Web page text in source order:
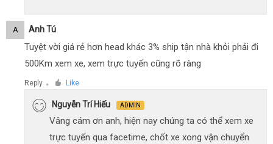
A Anh Tú
Tuyệt vời giá rẻ hơn head khác 3% ship tận nhà khỏi phải đi
500Km xem xe, xem trực tuyến cũng rõ ràng
Reply ● Like
Nguyễn Trí Hiếu ADMIN
Vâng cám ơn anh, hiện nay chúng ta có thể xem xe
trực tuyến qua facetime, chốt xe xong vận chuyển